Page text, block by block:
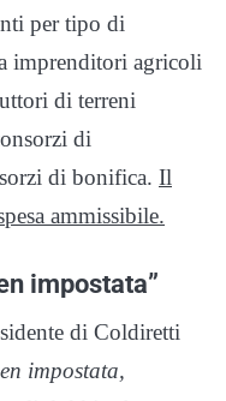
per tipo di
imprenditori agricoli
di terreni
di
di bonifica. Il
ammissibile.
impostata”
di Coldiretti
impostata,